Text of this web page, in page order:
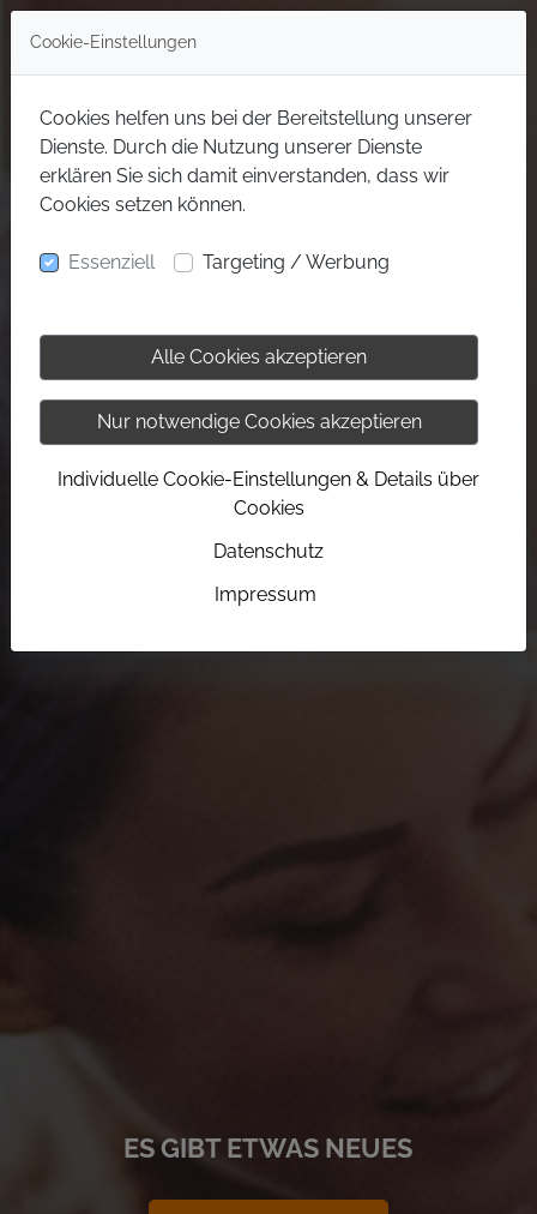
ES GIBT ETWAS NEUES
Cookie-Einstellungen
Cookies helfen uns bei der Bereitstellung unserer
Dienste. Durch die Nutzung unserer Dienste
erklären Sie sich damit einverstanden, dass wir
Cookies setzen können.
Essenziell Targeting / Werbung
Alle Cookies akzeptieren
Nur notwendige Cookies akzeptieren
Individuelle Cookie-Einstellungen & Details über
Cookies
Datenschutz
Impressum